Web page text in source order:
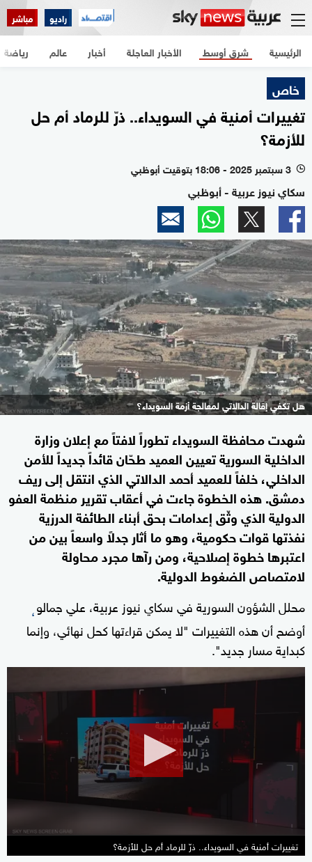
راديو مباشر
الرئيسية الأخبار العاجلة أخبار شرق أوسط عالم رياضة
خاص
تغييرات أمنية في السويداء.. ذرّ للرماد أم حل
للأزمة؟
l 3 سبتمبر 2025 - 18:06 بتوقيت أبوظبي
سكاي نيوز عربية - أبوظبي
هل تكفي إقالة الدالاتي لمعالجة أزمة السويداء؟
شهدت محافظة السويداء تطوراً لافتاً مع إعلان وزارة
الداخلية السورية تعيين العميد طحّان قائداً جديداً للأمن
الداخلي، خلفاً للعميد أحمد الدالاتي الذي انتقل إلى ريف
دمشق. هذه الخطوة جاءت في أعقاب تقرير منظمة العفو
الدولية الذي وثّق إعدامات بحق أبناء الطائفة الدرزية
نفذتها قوات حكومية، وهو ما أثار جدلاً واسعاً بين من
اعتبرها خطوة إصلاحية، ومن رآها مجرد محاولة
لامتصاص الضغوط الدولية.
محلل الشؤون السورية في سكاي نيوز عربية، علي جمالو،
أوضح أن هذه التغييرات "لا يمكن قراءتها كحل نهائي، وإنما
كبداية مسار جديد".
seconds
minutes,
تغييرات أمنية في السويداء.. ذرّ للرماد أم حل للأزمة؟